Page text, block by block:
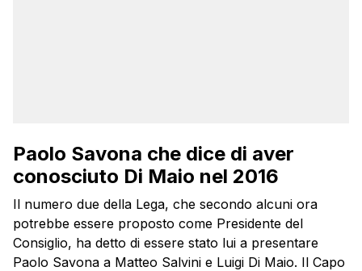
Paolo Savona che dice di aver
conosciuto Di Maio nel 2016
Il numero due della Lega, che secondo alcuni ora
potrebbe essere proposto come Presidente del
Consiglio, ha detto di essere stato lui a presentare
Paolo Savona a Matteo Salvini e Luigi Di Maio. Il Capo